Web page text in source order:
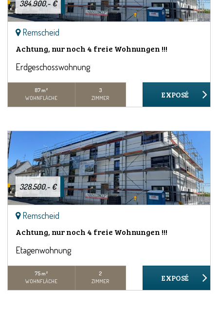
384.900,- €
Remscheid
Achtung, nur noch 4 freie Wohnungen !!!
Erdgeschosswohnung
87 m²
WOHNFLÄCHE
3
ZIMMER
328.500,- €
Remscheid
Achtung, nur noch 4 freie Wohnungen !!!
Etagenwohnung
75 m²
WOHNFLÄCHE
2
ZIMMER